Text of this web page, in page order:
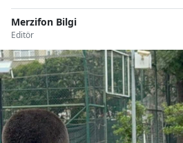
Merzifon Bilgi
Editör